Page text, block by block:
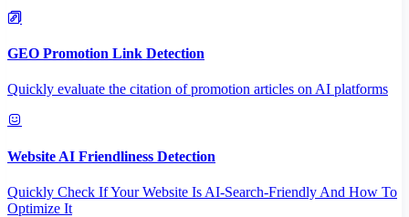
GEO Promotion Link Detection
Quickly evaluate the citation of promotion articles on AI platforms
Website AI Friendliness Detection
Quickly Check If Your Website Is AI-Search-Friendly And How To
Optimize It